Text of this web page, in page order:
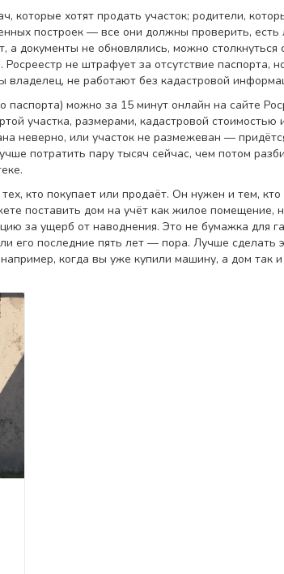
которые хотят продать участок; родители,
построек — все они должны проверить, есть
документы не обновлялись, можно столкнуться
не штрафует за отсутствие паспорта,
не работают без кадастровой
паспорта) можно за 15 минут онлайн на сайте
участка, размерами, кадастровой стоимостью
неверно, или участок не размежеван —
потратить пару тысяч сейчас, чем потом
кто покупает или продаёт. Он нужен и тем, кто
поставить дом на учёт как жилое помещение,
за ущерб от наводнения. Это не бумажка для
его последние пять лет — пора. Лучше сделать
когда вы уже купили машину, а дом так